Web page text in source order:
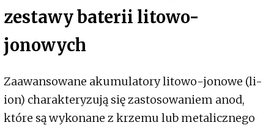
zestawy baterii litowo-
jonowych
Zaawansowane akumulatory litowo-jonowe (li-
ion) charakteryzują się zastosowaniem anod,
które są wykonane z krzemu lub metalicznego